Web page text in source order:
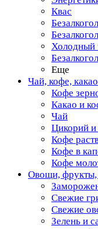
Квас
Холодный
Еще
Чай, кофе, какао
Кофе
Какао и
Чай
Цикорий и
Кофе
Кофе в
Кофе
Овощи, фрукты,
Свежие
Свежие
Зелень и